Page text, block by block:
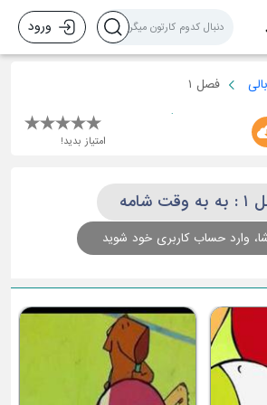
ورود
بالی فصل ۱
امتیاز بدید!
شامه
وارد حساب کاربری خود شوید